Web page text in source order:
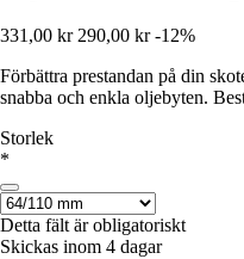
331,00 kr 290,00 kr -12%
Förbättra prestandan på din
snabba och enkla oljebyten.
Storlek
*
Detta fält är obligatoriskt
Skickas inom 4 dagar